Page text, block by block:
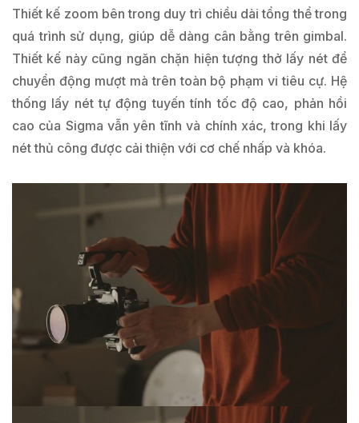
Thiết kế zoom bên trong duy trì chiều dài tổng thể trong
quá trình sử dụng, giúp dễ dàng cân bằng trên gimbal.
Thiết kế này cũng ngăn chặn hiện tượng thở lấy nét để
chuyển động mượt mà trên toàn bộ phạm vi tiêu cự. Hệ
thống lấy nét tự động tuyến tính tốc độ cao, phản hồi
cao của Sigma vẫn yên tĩnh và chính xác, trong khi lấy
nét thủ công được cải thiện với cơ chế nhấp và khóa.